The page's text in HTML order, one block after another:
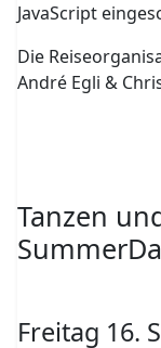
JavaScript
Die
André Egli &
Tanzen
Freitag 16.